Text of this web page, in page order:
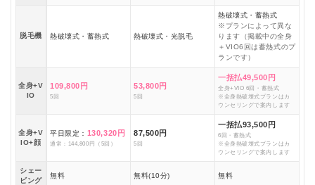
脱毛機 熱破壊式・蓄熱式 熱破壊式・光脱毛
熱破壊式・蓄熱式
※プランによって異な
ります（掲載中の全身
＋VIO6回は蓄熱式のプ
ランです）
全身+V
IO
109,800円
5回
53,800円
5回
一括払49,500円
全身+VIO 6回・蓄熱式
※全身熱破壊式プランはカ
ウンセリングで案内します
全身+V
IO+顔
平日限定： 130,320円
通常：144,800円（5回）
87,500円
5回
一括払93,500円
6回・蓄熱式
※全身熱破壊式プランはカ
ウンセリングで案内します
シェー
ビング
無料 無料(10分) 無料